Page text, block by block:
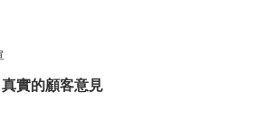
真實的顧客意見